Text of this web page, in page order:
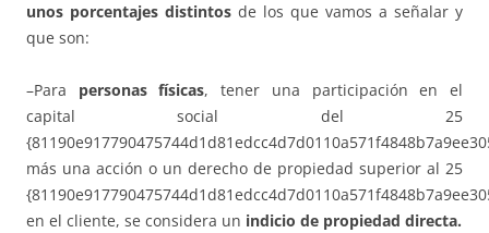
unos porcentajes distintos de los que vamos a señalar y
que son:
–Para personas físicas, tener una participación en el
capital social del 25
más una acción o un derecho de propiedad superior al 25
en el cliente, se considera un indicio de propiedad directa.